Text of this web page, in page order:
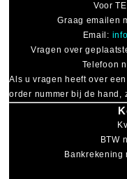
Voor
Graag emailen
Email:
Vragen over
Telefoon
Als u vragen heeft over
order nummer bij de hand,
BTW
Bankrekening